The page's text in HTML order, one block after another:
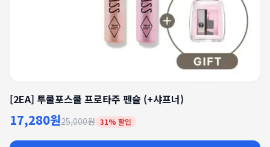
[2EA] 투쿨포스쿨 프로타주 펜슬 (+샤프너)
17,280원25,000원 31% 할인